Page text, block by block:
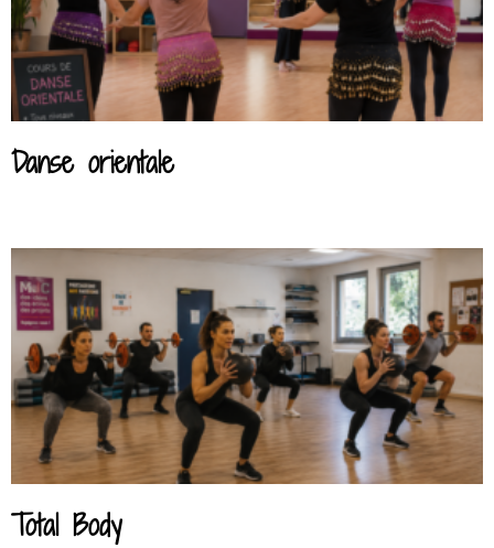
Danse orientale
Total Body